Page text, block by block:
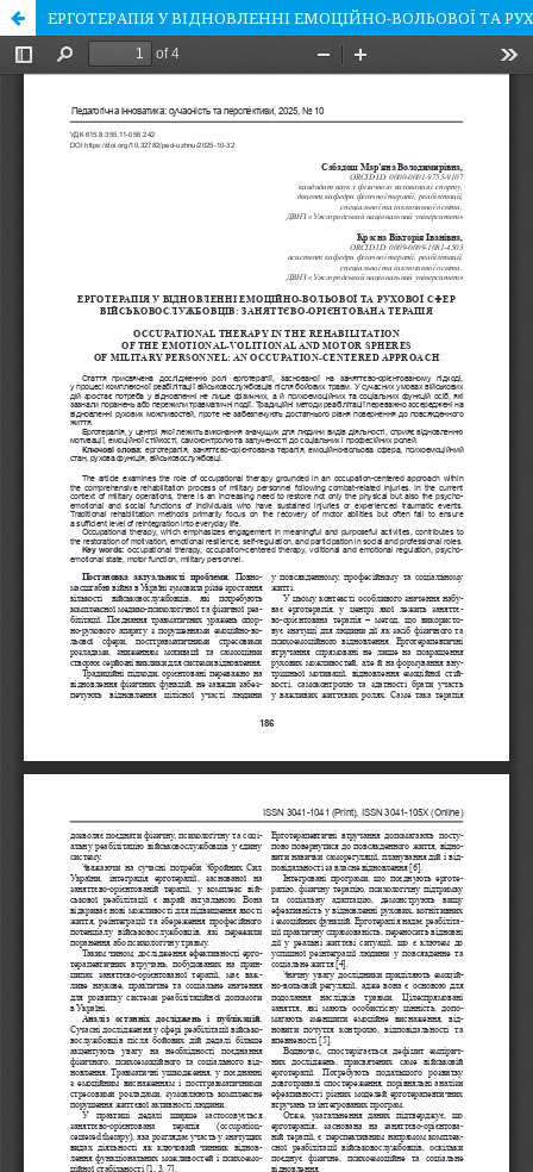
ЕРГОТЕРАПІЯ У ВІДНОВЛЕННІ ЕМОЦІЙНО-ВОЛЬОВОЇ ТА